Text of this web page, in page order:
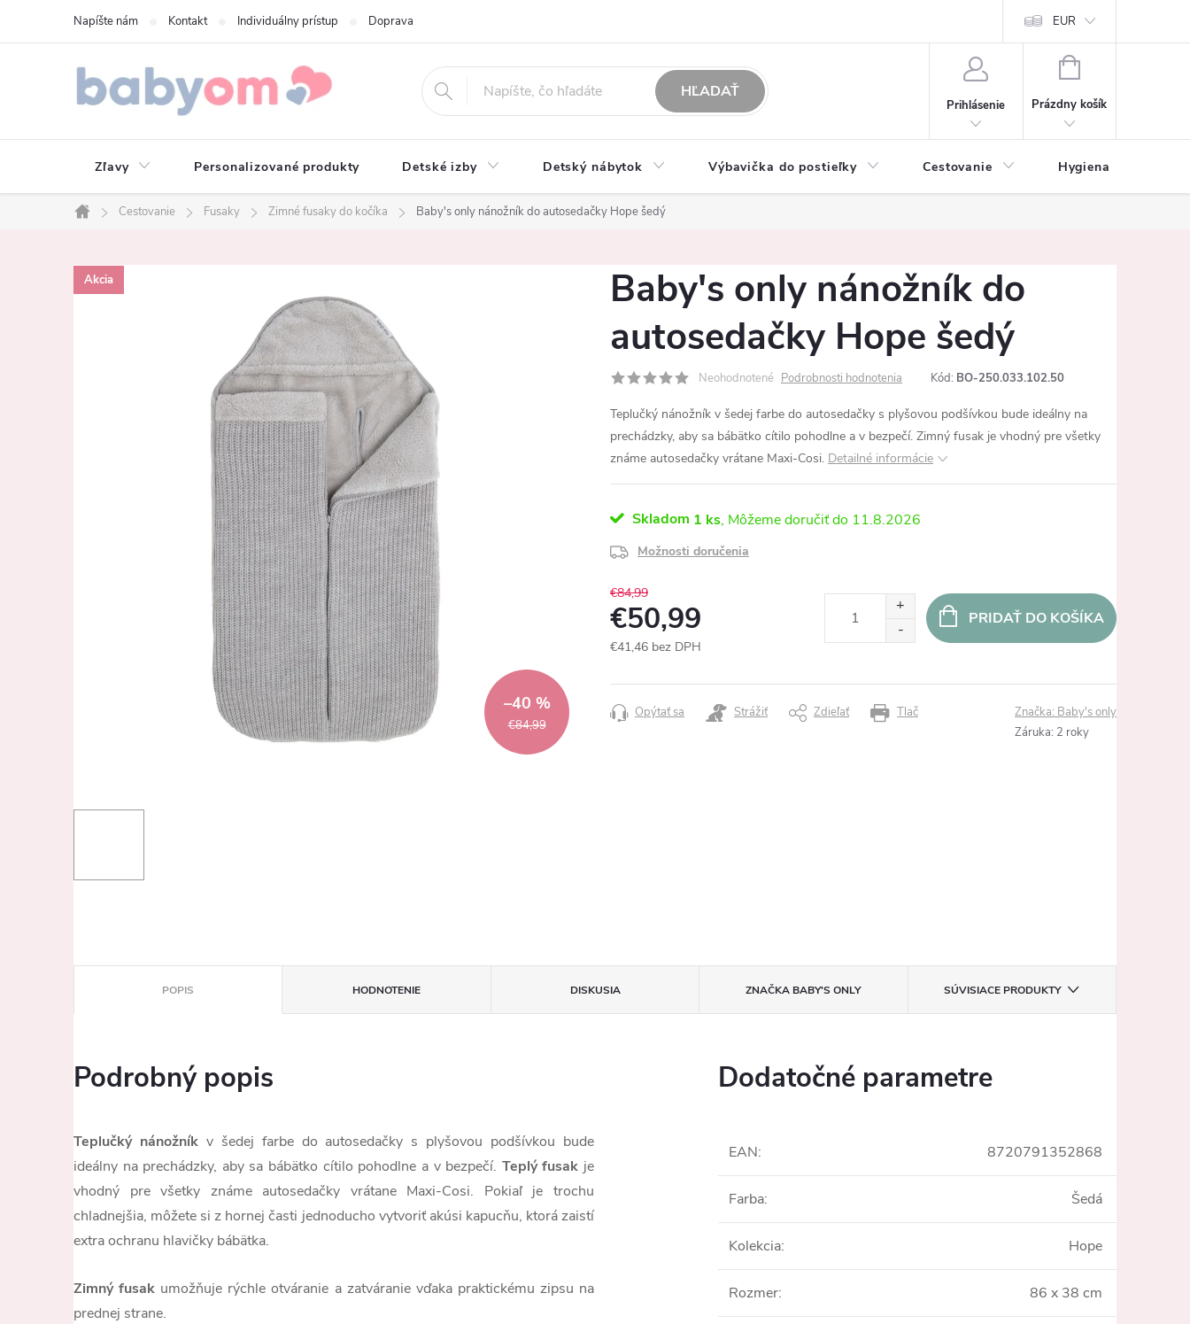
Napíšte nám Kontakt Individuálny prístup Doprava Vrátenie tovaru a reklamácia Ochrana osobných
EUR
HĽADAŤ
Prihlásenie
NÁKUPNÝ
Prázdny košík
Zľavy Personalizované produkty Detské izby Detský nábytok Výbavička do postieľky Cestovanie Hygiena
Domov
Cestovanie Fusaky Zimné fusaky do kočíka Baby's only nánožník do autosedačky Hope šedý
Akcia
€84,99
–40 %
Baby's only nánožník do
autosedačky Hope šedý
Neohodnotené Podrobnosti hodnotenia Kód: BO-250.033.102.50
Teplučký nánožník v šedej farbe do autosedačky s plyšovou podšívkou bude ideálny na
prechádzky, aby sa bábätko cítilo pohodlne a v bezpečí. Zimný fusak je vhodný pre všetky
známe autosedačky vrátane Maxi-Cosi. Detailné informácie
Skladom 1 ks 11.8.2026
Možnosti doručenia
€84,99
€50,99
€41,46 bez DPH
cena:
PRIDAŤ DO KOŠÍKA
Tlač
Opýtať sa Strážiť Zdieľať Značka: Baby's only
Záruka: 2 roky
POPIS HODNOTENIE DISKUSIA ZNAČKA BABY'S ONLY SÚVISIACE PRODUKTY
Podrobný popis
Teplučký nánožníkv šedej farbe do autosedačky s plyšovou podšívkou bude
ideálny na prechádzky, aby sa bábätko cítilo pohodlne a v bezpečí. Teplý fusak je
vhodný pre všetky známe autosedačky vrátane Maxi-Cosi. Pokiaľ je trochu
chladnejšia, môžete si z hornej časti jednoducho vytvoriť akúsi kapucňu, ktorá zaistí
extra ochranu hlavičky bábätka.
Zimný fusak umožňuje rýchle otváranie a zatváranie vďaka praktickému zipsu na
prednej strane.
Dodatočné parametre
EAN: 8720791352868
Farba: Šedá
Kolekcia: Hope
Rozmer: 86 x 38 cm